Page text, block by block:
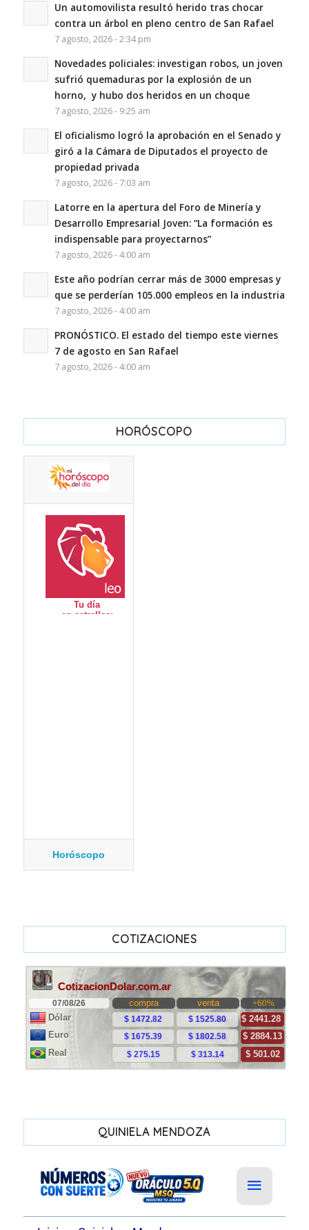
Un automovilista resultó herido tras chocar
contra un árbol en pleno centro de San Rafael
7 agosto, 2026 - 2:34 pm
Novedades policiales: investigan robos, un joven
sufrió quemaduras por la explosión de un
horno, y hubo dos heridos en un choque
7 agosto, 2026 - 9:25 am
El oficialismo logró la aprobación en el Senado y
giró a la Cámara de Diputados el proyecto de
propiedad privada
7 agosto, 2026 - 7:03 am
Latorre en la apertura del Foro de Minería y
Desarrollo Empresarial Joven: “La formación es
indispensable para proyectarnos”
7 agosto, 2026 - 4:00 am
Este año podrían cerrar más de 3000 empresas y
que se perderían 105.000 empleos en la industria
7 agosto, 2026 - 4:00 am
PRONÓSTICO. El estado del tiempo este viernes
7 de agosto en San Rafael
7 agosto, 2026 - 4:00 am
HORÓSCOPO
Horóscopo
COTIZACIONES
QUINIELA MENDOZA